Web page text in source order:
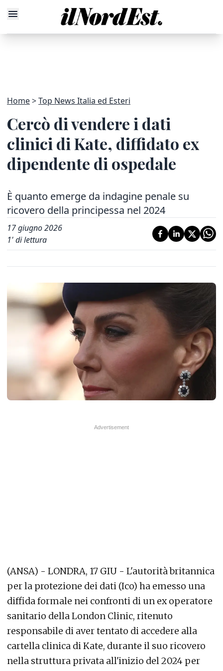
Home Top News Italia ed Esteri
Cercò di vendere i dati
clinici di Kate, diffidato ex
dipendente di ospedale
È quanto emerge da indagine penale su
ricovero della principessa nel 2024
17 giugno 2026
1' di lettura
(ANSA) - LONDRA, 17 GIU - L'autorità britannica
per la protezione dei dati (Ico) ha emesso una
diffida formale nei confronti di un ex operatore
sanitario della London Clinic, ritenuto
responsabile di aver tentato di accedere alla
cartella clinica di Kate, durante il suo ricovero
nella struttura privata all'inizio del 2024 per